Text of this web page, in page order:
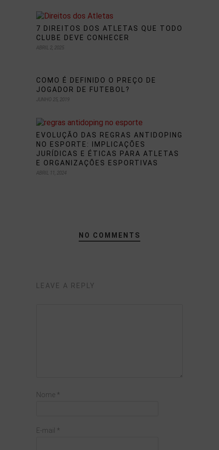
7 DIREITOS DOS ATLETAS QUE TODO
CLUBE DEVE CONHECER
ABRIL 2, 2025
COMO É DEFINIDO O PREÇO DE
JOGADOR DE FUTEBOL?
JUNHO 25, 2019
EVOLUÇÃO DAS REGRAS ANTIDOPING
NO ESPORTE: IMPLICAÇÕES
JURÍDICAS E ÉTICAS PARA ATLETAS
E ORGANIZAÇÕES ESPORTIVAS
ABRIL 11, 2024
NO COMMENTS
LEAVE A REPLY
Nome *
E-mail *